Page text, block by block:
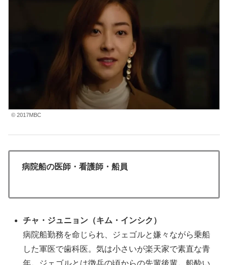
© 2017MBC
病院船の医師・看護師・船員
チャ・ジュニョン （キム・インシク ）
病院船勤務を命じられ、ジェゴルと嫌々ながら乗船
した軍医で歯科医。気は小さいが楽天家で素直な青
年。ジェゴルとは徴兵の頃からの先輩後輩。船酔い